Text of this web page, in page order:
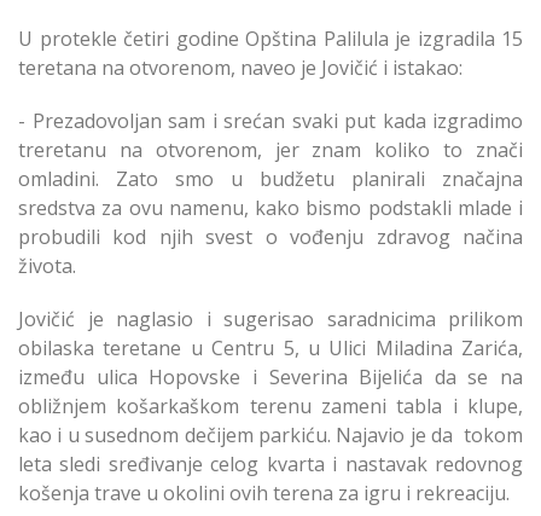
U protekle četiri godine Opština Palilula je izgradila 15
teretana na otvorenom, naveo je Jovičić i istakao:
- Prezadovoljan sam i srećan svaki put kada izgradimo
treretanu na otvorenom, jer znam koliko to znači
omladini. Zato smo u budžetu planirali značajna
sredstva za ovu namenu, kako bismo podstakli mlade i
probudili kod njih svest o vođenju zdravog načina
života.
Jovičić je naglasio i sugerisao saradnicima prilikom
obilaska teretane u Centru 5, u Ulici Miladina Zarića,
između ulica Hopovske i Severina Bijelića da se na
obližnjem košarkaškom terenu zameni tabla i klupe,
kao i u susednom dečijem parkiću. Najavio je da tokom
leta sledi sređivanje celog kvarta i nastavak redovnog
košenja trave u okolini ovih terena za igru i rekreaciju.